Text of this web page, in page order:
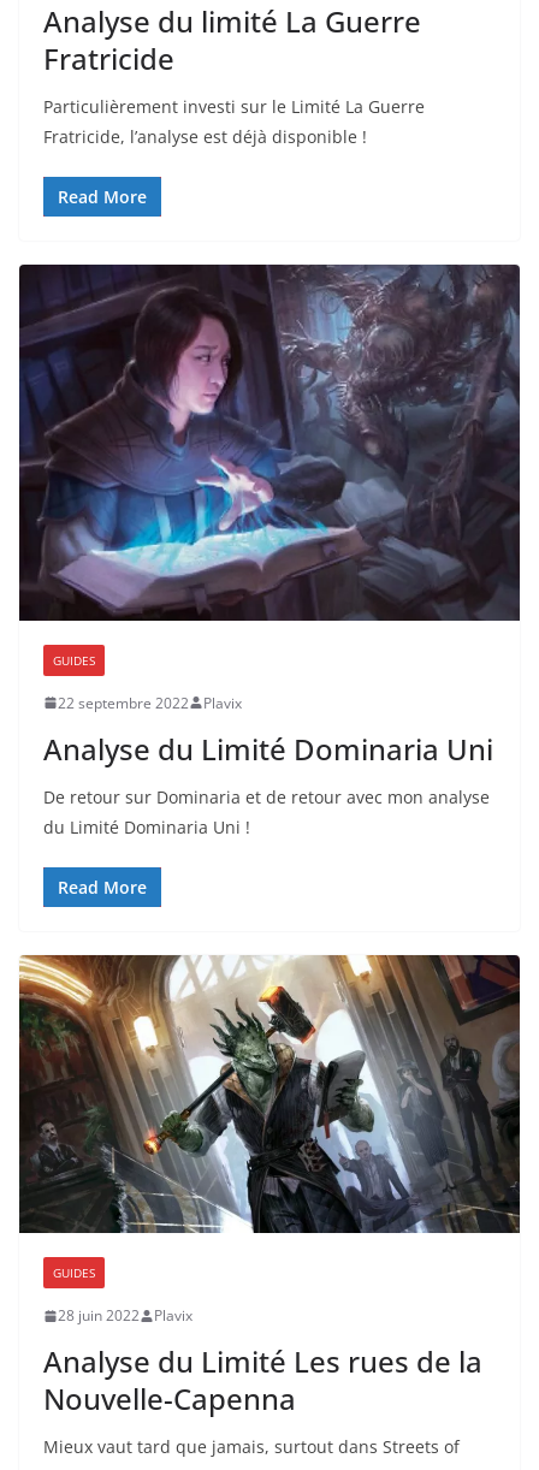
Analyse du limité La Guerre
Fratricide
Particulièrement investi sur le Limité La Guerre
Fratricide, l’analyse est déjà disponible !
Read More
GUIDES
22 septembre 2022 Plavix
Analyse du Limité Dominaria Uni
De retour sur Dominaria et de retour avec mon analyse
du Limité Dominaria Uni !
Read More
GUIDES
28 juin 2022 Plavix
Analyse du Limité Les rues de la
Nouvelle-Capenna
Mieux vaut tard que jamais, surtout dans Streets of